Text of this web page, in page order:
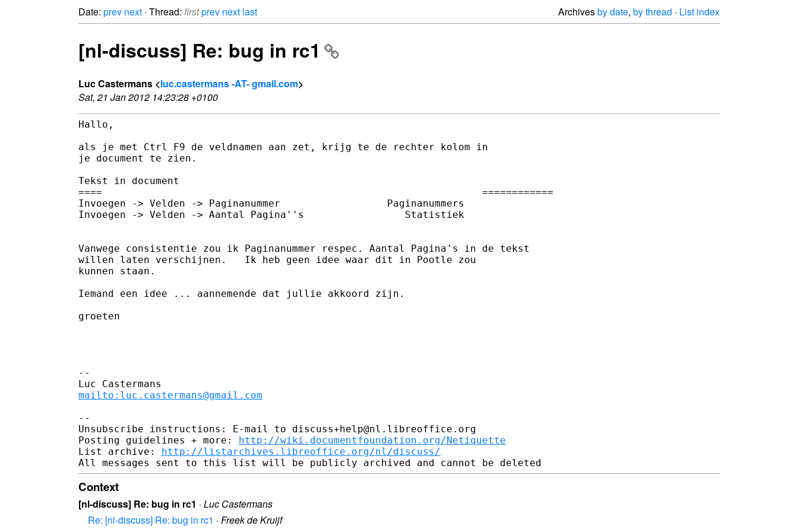
Date: prev next · Thread: firstprev next last Archivesby date, by thread · List index
[nl-discuss] Re: bug in rc1
Luc Castermans <luc.castermans -AT- gmail.com>
Sat, 21 Jan 2012 14:23:28 +0100
Hallo,
als je met Ctrl F9 de veldnamen aan zet, krijg te de rechter kolom in
je document te zien.
Tekst in document
====                                                                ============
Invoegen -> Velden -> Paginanummer                  Paginanummers
Invoegen -> Velden -> Aantal Pagina''s                 Statistiek
Vanwege consistentie zou ik Paginanummer respec. Aantal Pagina's in de tekst
willen laten verschijnen.   Ik heb geen idee waar dit in Pootle zou
kunnen staan.
Iemand een idee ... aannemende dat jullie akkoord zijn.
groeten
--
mailto:luc.castermans@gmail.com
--
Unsubscribe instructions: E-mail to discuss+help@nl.libreoffice.org
Posting guidelines + more: http://wiki.documentfoundation.org/Netiquette
List archive: http://listarchives.libreoffice.org/nl/discuss/
Context
[nl-discuss] Re: bug in rc1 · Luc Castermans
Re: [nl-discuss] Re: bug in rc1 · Freek de Kruijf